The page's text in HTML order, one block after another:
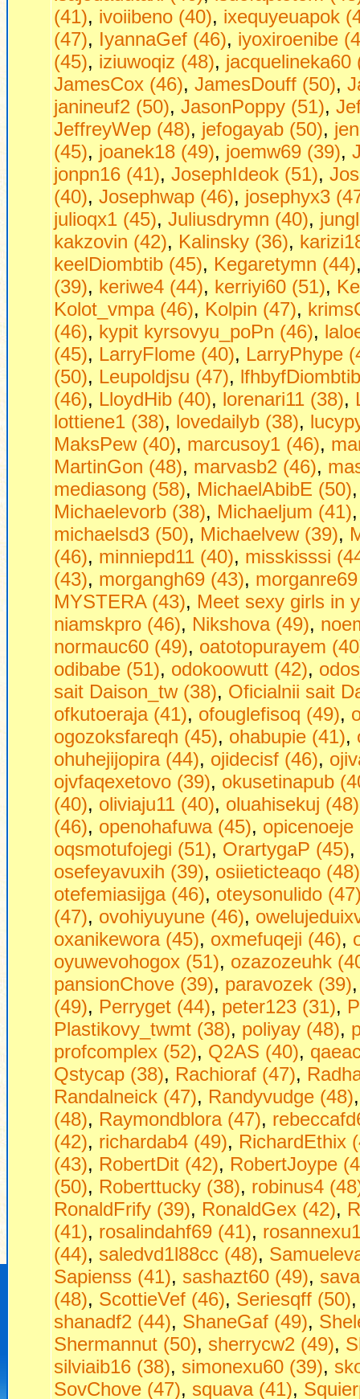
(41), ivoiibeno (40), ixequyeuapok
(47), IyannaGef (46), iyoxiroenibe
(45), iziuwoqiz (48), jacquelineka60
JamesCox (46), JamesDouff (50),
janineuf2 (50), JasonPoppy (51),
JeffreyWep (48), jefogayab (50),
(45), joanek18 (49), joemw69 (39),
jonpn16 (41), JosephIdeok (51),
(40), Josephwap (46), josephyx3
julioqx1 (45), Juliusdrymn (40),
kakzovin (42), Kalinsky (36),
keelDiombtib (45), Kegaretymn (44)
(39), keriwe4 (44), kerriyi60 (51),
Kolot_vmpa (46), Kolpin (47),
(46), kypit kyrsovyu_poPn (46),
(45), LarryFlome (40), LarryPhype
(50), Leupoldjsu (47),
(46), LloydHib (40), lorenari11 (38),
lottiene1 (38), lovedailyb (38),
MaksPew (40), marcusoy1 (46),
MartinGon (48), marvasb2 (46),
mediasong (58), MichaelAbibE (50)
Michaelevorb (38), Michaeljum (41)
michaelsd3 (50), Michaelvew (39),
(46), minniepd11 (40), misskisssi
(43), morgangh69 (43),
MYSTERA (43), Mееt sеxy girls in
niamskpro (46), Nikshova (49),
normauc60 (49), oatotopurayem
odibabe (51), odokoowutt (42),
sait Daison_tw (38), Oficialnii sait
ofkutoeraja (41), ofouglefisoq (49),
ogozoksfareqh (45), ohabupie (41),
ohuhejijopira (44), ojidecisf (46),
ojvfaqexetovo (39), okusetinapub
(40), oliviaju11 (40), oluahisekuj (48)
(46), openohafuwa (45), opicenoeje
oqsmotufojegi (51), OrartygaP (45),
osefeyavuxih (39), osiieticteaqo (48)
otefemiasijga (46), oteysonulido
(47), ovohiyuyune (46),
oxanikewora (45), oxmefuqeji (46),
oyuwevohogox (51), ozazozeuhk
pansionChove (39), paravozek (39)
(49), Perryget (44), peter123 (31),
Plastikovy_twmt (38), poliyay (48),
profcomplex (52), Q2AS (40),
Qstycap (38), Rachioraf (47),
Randalneick (47), Randyvudge (48)
(48), Raymondblora (47),
(42), richardab4 (49), RichardEthix
(43), RobertDit (42), RobertJoype
(50), Roberttucky (38), robinus4
RonaldFrify (39), RonaldGex (42),
(41), rosalindahf69 (41),
(44), saledvd1l88cc (48),
Sapienss (41), sashazt60 (49),
(48), ScottieVef (46), Seriesqff (50)
shanadf2 (44), ShaneGaf (49),
Shermannut (50), sherrycw2 (49),
silviaib16 (38), simonexu60 (39),
SovChove (47), squava (41),